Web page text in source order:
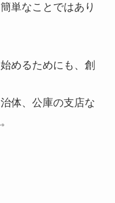
単なことではあり
めるためにも、創
体、公庫の支店な